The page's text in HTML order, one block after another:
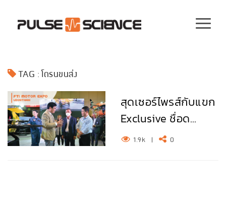
TAG : โดรนขนส่ง
สุดเซอร์ไพรส์กับแขก
Exclusive ชื่อด...
1.9k | 0